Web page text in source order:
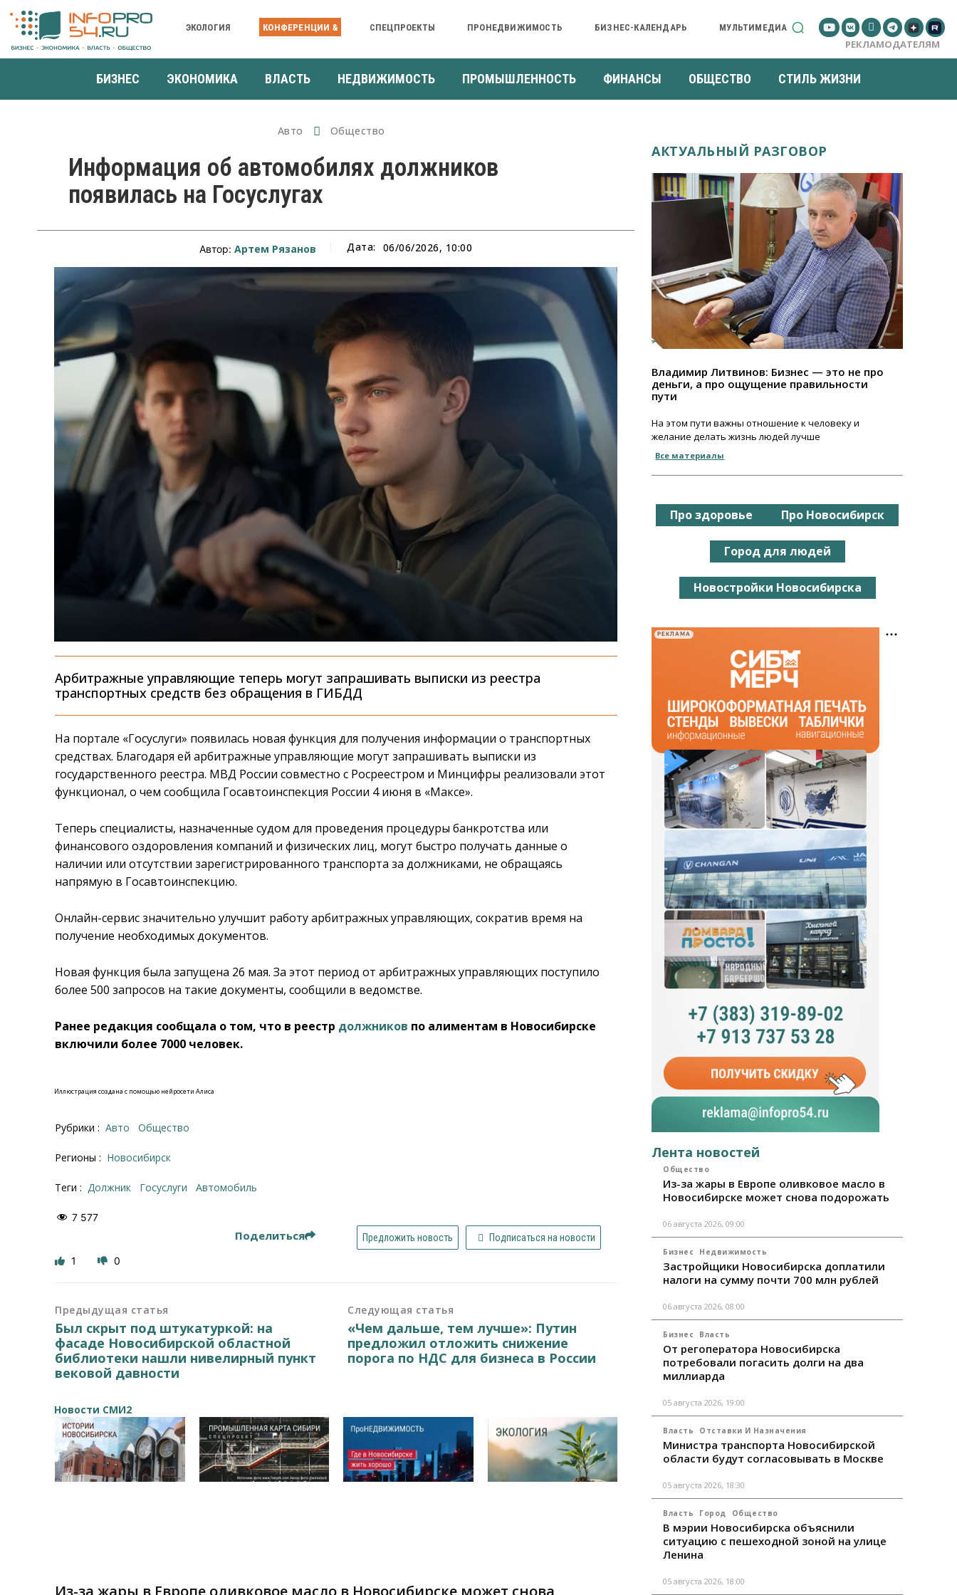
ЭКОЛОГИЯ КОНФЕРЕНЦИИ & СПЕЦПРОЕКТЫ ПРОНЕДВИЖИМОСТЬ БИЗНЕС-КАЛЕНДАРЬ МУЛЬТИМЕДИА
РЕКЛАМОДАТЕЛЯМ
БИЗНЕС ЭКОНОМИКА ВЛАСТЬ НЕДВИЖИМОСТЬ ПРОМЫШЛЕННОСТЬ ФИНАНСЫ ОБЩЕСТВО СТИЛЬ ЖИЗНИ
Авто Общество
Информация об автомобилях должников
появилась на Госуслугах
Автор:Артем Рязанов Дата: 06/06/2026, 10:00
Арбитражные управляющие теперь могут запрашивать выписки из реестра
транспортных средств без обращения в ГИБДД
На портале «Госуслуги» появилась новая функция для получения информации о транспортных
средствах. Благодаря ей арбитражные управляющие могут запрашивать выписки из
государственного реестра. МВД России совместно с Росреестром и Минцифры реализовали этот
функционал, о чем сообщила Госавтоинспекция России 4 июня в «Максе».
Теперь специалисты, назначенные судом для проведения процедуры банкротства или
финансового оздоровления компаний и физических лиц, могут быстро получать данные о
наличии или отсутствии зарегистрированного транспорта за должниками, не обращаясь
напрямую в Госавтоинспекцию.
Онлайн-сервис значительно улучшит работу арбитражных управляющих, сократив время на
получение необходимых документов.
Новая функция была запущена 26 мая. За этот период от арбитражных управляющих поступило
более 500 запросов на такие документы, сообщили в ведомстве.
Ранее редакция сообщала о том, что в реестр должников по алиментам в Новосибирске
включили более 7000 человек.
Иллюстрация создана с помощью нейросети Алиса
Рубрики : Авто Общество
Регионы : Новосибирск
Теги : должник Госуслуги автомобиль
7 577
Поделиться Предложить новость Подписаться на новости
1 0
Предыдущая статья
Был скрыт под штукатуркой: на
фасаде Новосибирской областной
библиотеки нашли нивелирный пункт
вековой давности
Следующая статья
«Чем дальше, тем лучше»: Путин
предложил отложить снижение
порога по НДС для бизнеса в России
Новости СМИ2
АКТУАЛЬНЫЙ РАЗГОВОР
Владимир Литвинов: Бизнес — это не про
деньги, а про ощущение правильности
пути
На этом пути важны отношение к человеку и
желание делать жизнь людей лучше
Все материалы
Про здоровье Про Новосибирск
Город для людей
Новостройки Новосибирска
РЕКЛАМА
Лента новостей
Общество
Из-за жары в Европе оливковое масло в
Новосибирске может снова подорожать
06 августа 2026, 09:00
Бизнес Недвижимость
Застройщики Новосибирска доплатили
налоги на сумму почти 700 млн рублей
06 августа 2026, 08:00
Бизнес Власть
От регоператора Новосибирска
потребовали погасить долги на два
миллиарда
05 августа 2026, 19:00
Власть Отставки И Назначения
Министра транспорта Новосибирской
области будут согласовывать в Москве
05 августа 2026, 18:30
Власть Город Общество
В мэрии Новосибирска объяснили
ситуацию с пешеходной зоной на улице
Ленина
05 августа 2026, 18:00